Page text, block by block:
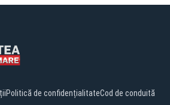
Politică de confidențialitateCod de conduită